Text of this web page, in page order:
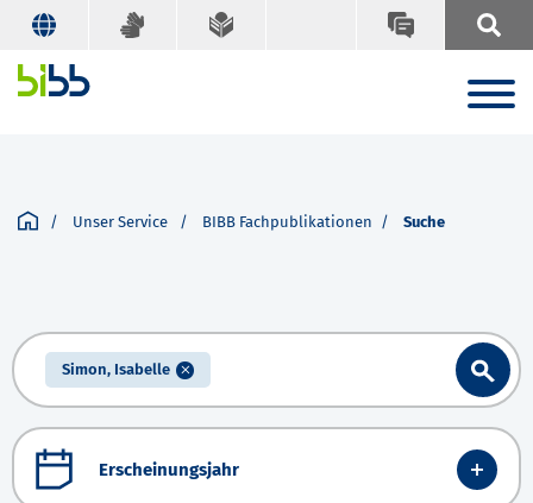
Unser Service BIBB Fachpublikationen Suche
Simon, Isabelle
Erscheinungsjahr